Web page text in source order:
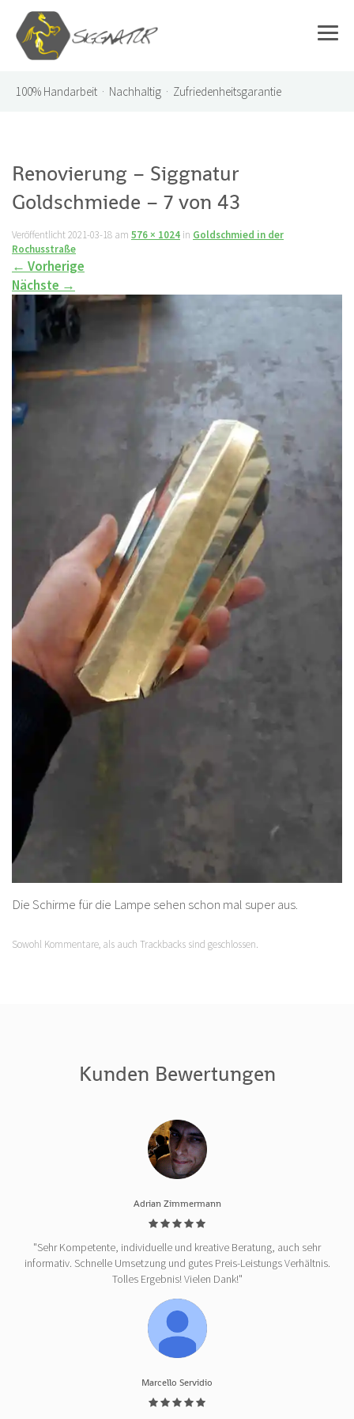
100% Handarbeit · Nachhaltig · Zufriedenheitsgarantie
Renovierung – Siggnatur
Goldschmiede – 7 von 43
Veröffentlicht2021-03-18 am 576 × 1024 in Goldschmied in der
Rochusstraße
← Vorherige
Nächste →
Die Schirme für die Lampe sehen schon mal super aus.
Sowohl Kommentare, als auch Trackbacks sind geschlossen.
Kunden Bewertungen
Adrian Zimmermann
"Sehr Kompetente, individuelle und kreative Beratung, auch sehr
informativ. Schnelle Umsetzung und gutes Preis-Leistungs Verhältnis.
Tolles Ergebnis! Vielen Dank!"
Marcello Servidio